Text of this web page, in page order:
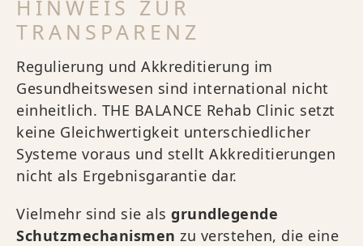
HINWEIS ZUR
TRANSPARENZ
Regulierung und Akkreditierung im
Gesundheitswesen sind international nicht
einheitlich. THE BALANCE Rehab Clinic setzt
keine Gleichwertigkeit unterschiedlicher
Systeme voraus und stellt Akkreditierungen
nicht als Ergebnisgarantie dar.
Vielmehr sind sie als grundlegende
Schutzmechanismen zu verstehen, die eine